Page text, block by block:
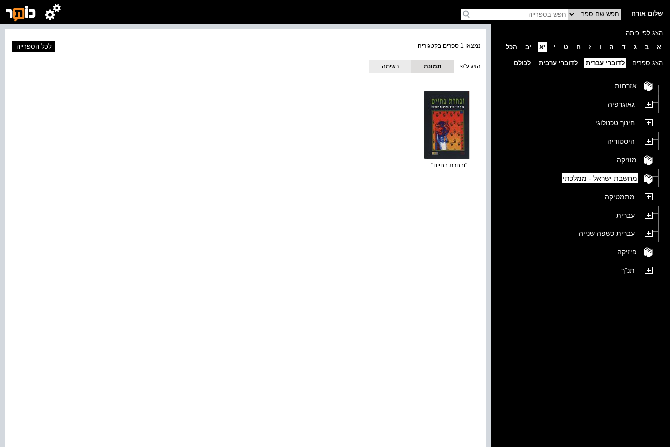
שלום אורח
הצג לפי כיתה:
א
ב ג ד ה ו ז ח ט י יא יב הכל
הצג ספרים : לדוברי עברית לדוברי ערבית לכולם
אזרחות
גאוגרפיה
חינוך טכנולוגי
היסטוריה
מוזיקה
מחשבת ישראל - ממלכתי
מתמטיקה
עברית
עברית כשפה שנייה
פיזיקה
תנ"ך
נמצאו 1 ספרים בקטגוריה לכל הספרייה
הצג ע''פ:
תמונת
רשימה
"ובחרת בחיים"...